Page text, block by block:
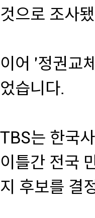
것으로 조사
이어 '정권교
었습니다.
TBS는 한국
이틀간 전국
지 후보를 결